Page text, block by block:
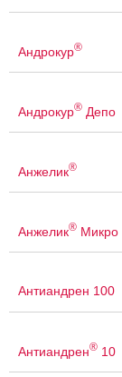
Андрокур®
Андрокур® Депо
Анжелик®
Анжелик® Микро
Антиандрен 100
Антиандрен® 10